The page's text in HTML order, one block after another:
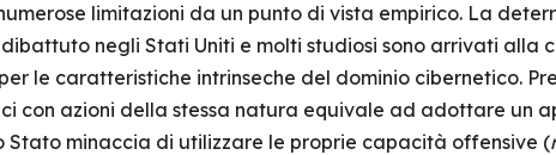
limitazioni da un punto di vista empirico. La
negli Stati Uniti e molti studiosi sono arrivati alla
le caratteristiche intrinseche del dominio cibernetico.
con azioni della stessa natura equivale ad adottare un
Stato minaccia di utilizzare le proprie capacità offensive (